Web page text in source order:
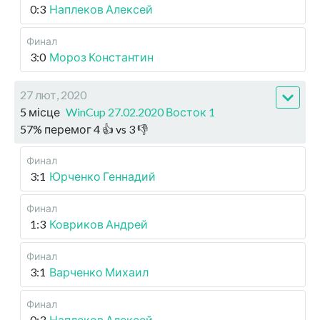
0:3 Наплеков Алексей
Финал
3:0 Мороз Константин
27 лют, 2020
5 місце WinCup 27.02.2020 Восток 1
57% перемог4 👍 vs 3👎
Финал
3:1 Юрченко Геннадий
Финал
1:3 Ковриков Андрей
Финал
3:1 Варченко Михаил
Финал